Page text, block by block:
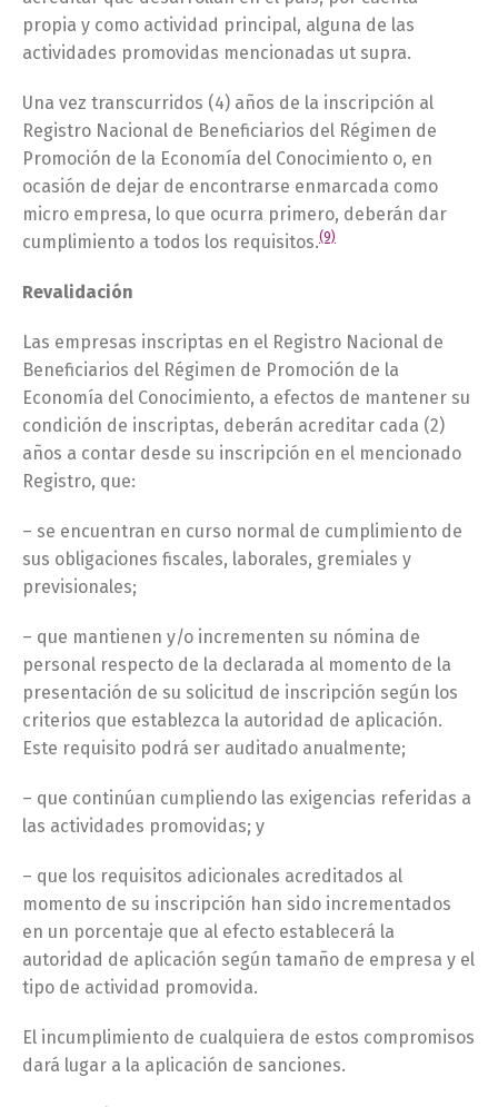
propia y como actividad principal, alguna de las
actividades promovidas mencionadas ut supra.
Una vez transcurridos (4) años de la inscripción al
Registro Nacional de Beneficiarios del Régimen de
Promoción de la Economía del Conocimiento o, en
ocasión de dejar de encontrarse enmarcada como
micro empresa, lo que ocurra primero, deberán dar
cumplimiento a todos los requisitos.(9)
Revalidación
Las empresas inscriptas en el Registro Nacional de
Beneficiarios del Régimen de Promoción de la
Economía del Conocimiento, a efectos de mantener su
condición de inscriptas, deberán acreditar cada (2)
años a contar desde su inscripción en el mencionado
Registro, que:
– se encuentran en curso normal de cumplimiento de
sus obligaciones fiscales, laborales, gremiales y
previsionales;
– que mantienen y/o incrementen su nómina de
personal respecto de la declarada al momento de la
presentación de su solicitud de inscripción según los
criterios que establezca la autoridad de aplicación.
Este requisito podrá ser auditado anualmente;
– que continúan cumpliendo las exigencias referidas a
las actividades promovidas; y
– que los requisitos adicionales acreditados al
momento de su inscripción han sido incrementados
en un porcentaje que al efecto establecerá la
autoridad de aplicación según tamaño de empresa y el
tipo de actividad promovida.
El incumplimiento de cualquiera de estos compromisos
dará lugar a la aplicación de sanciones.